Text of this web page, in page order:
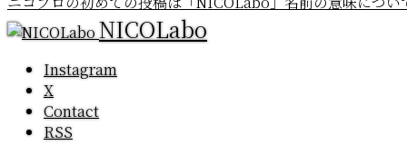
NICOLabo
Instagram
X
Contact
RSS